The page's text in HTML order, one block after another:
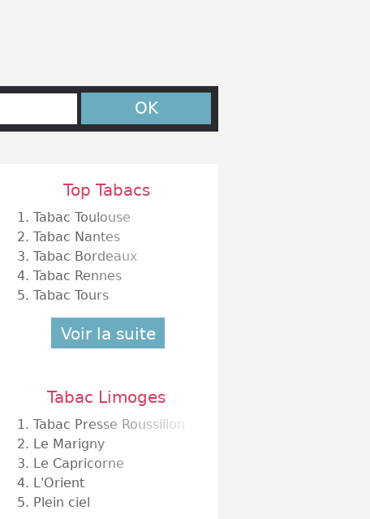
OK
Top Tabacs
1. Tabac Toulouse
2. Tabac Nantes
3. Tabac Bordeaux
4. Tabac Rennes
5. Tabac Tours
Voir la suite
Tabac Limoges
1. Tabac Presse Roussillon
2. Le Marigny
3. Le Capricorne
4. L'Orient
5. Plein ciel